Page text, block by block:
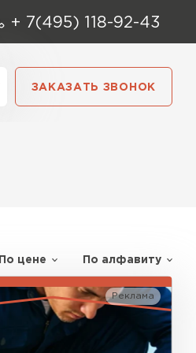
+ 7(495) 118-92-43
ЗАКАЗАТЬ ЗВОНОК
По цене По алфавиту
Реклама
Контакты